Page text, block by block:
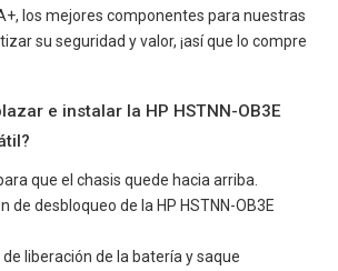
los mejores componentes para nuestras
su seguridad y valor, ¡así que lo compre
e instalar la HP HSTNN-OB3E
que el chasis quede hacia arriba.
de desbloqueo de la HP HSTNN-OB3E
liberación de la batería y saque